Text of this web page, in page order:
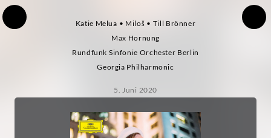
Katie Melua • Miloš • Till Brönner
Max Hornung
Rundfunk Sinfonie Orchester Berlin
Georgia Philharmonic
5. Juni 2020